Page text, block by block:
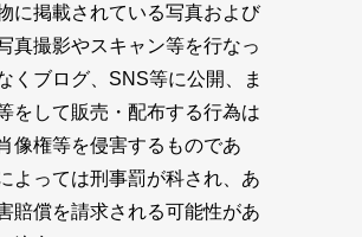
に掲載されている写真および
真撮影やスキャン等を行なっ
くブログ、SNS等に公開、ま
をして販売・配布する行為は
像権等を侵害するものであ
よっては刑事罰が科され、あ
賠償を請求される可能性があ